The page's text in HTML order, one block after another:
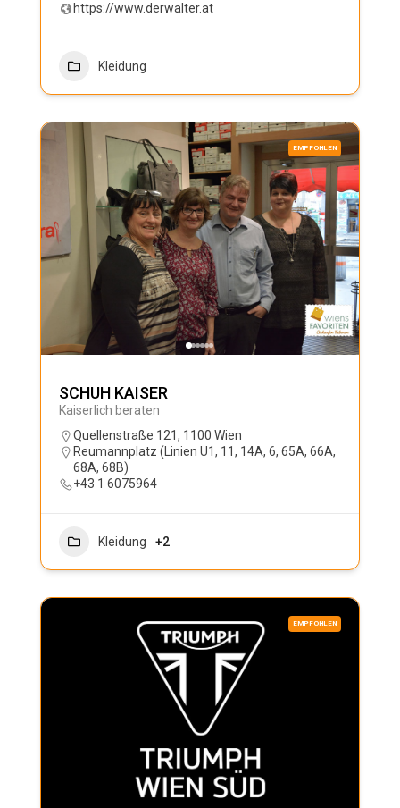
https://www.derwalter.at
Kleidung
EMPFOHLEN
SCHUH KAISER
Kaiserlich beraten
Quellenstraße 121, 1100 Wien
Reumannplatz (Linien U1, 11, 14A, 6, 65A, 66A,
68A, 68B)
+43 1 6075964
Kleidung +2
EMPFOHLEN